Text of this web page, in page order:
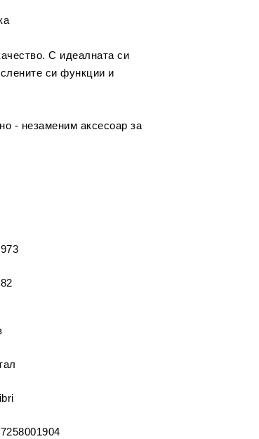
С идеалната си
си функции и
- незаменим аксесоар за